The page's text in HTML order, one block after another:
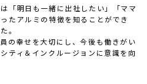
「明日も一緒に出社したい」「ママ
たアルミの特徴を知ることができ
。
の幸せを大切にし、今後も働きがい
ティ＆インクルージョンに意識を向